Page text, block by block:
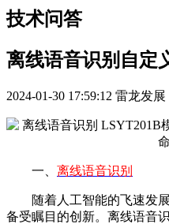
技术问答
离线语音识别自定
2024-01-30 17:59:12 雷龙发展
一、 离线语音识别
随着人工智能的飞速发展
备受瞩目的创新。离线语音